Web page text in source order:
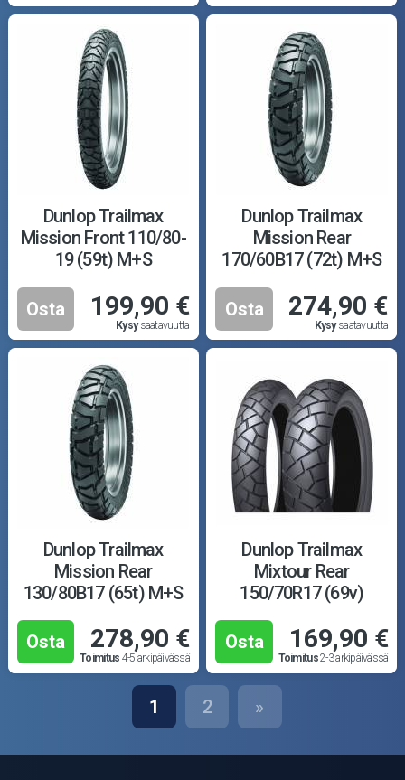
Dunlop Trailmax
Mission Front 110/80-
19 (59t) M+S
Osta 199,90 €
Kysysaatavuutta
Dunlop Trailmax
Mission Rear
170/60B17 (72t) M+S
Osta 274,90 €
Kysysaatavuutta
Dunlop Trailmax
Mission Rear
130/80B17 (65t) M+S
Osta 278,90 €
Toimitus 4-5 arkipäivässä
Dunlop Trailmax
Mixtour Rear
150/70R17 (69v)
Osta 169,90 €
Toimitus2-3 arkipäivässä
1 2 »